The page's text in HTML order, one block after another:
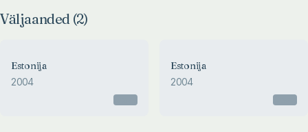
Väljaanded (2)
Estonija
2004
Estonija
2004